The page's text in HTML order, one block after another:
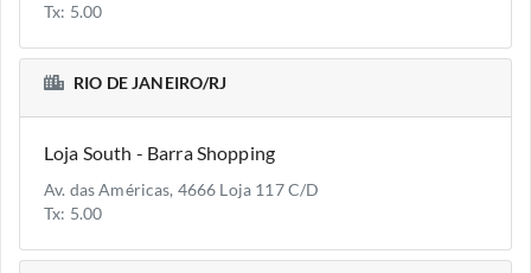
Tx: 5.00
RIO DE JANEIRO/RJ
Loja South - Barra Shopping
Av. das Américas, 4666 Loja 117 C/D
Tx: 5.00